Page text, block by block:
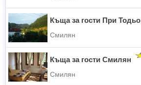
Къща за гости При Тодьо
Смилян
Къща за гости Смилян
Смилян